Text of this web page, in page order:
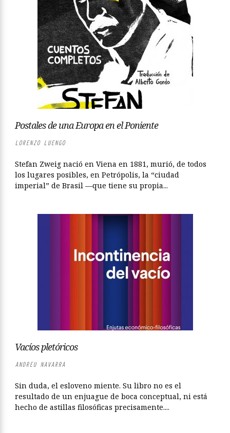
Postales de una Europa en el Poniente
LORENZO LUENGO
Stefan Zweig nació en Viena en 1881, murió, de todos
los lugares posibles, en Petrópolis, la “ciudad
imperial” de Brasil —que tiene su propia...
Vacíos pletóricos
ANDREU NAVARRA
Sin duda, el esloveno miente. Su libro no es el
resultado de un enjuague de boca conceptual, ni está
hecho de astillas filosóficas precisamente....